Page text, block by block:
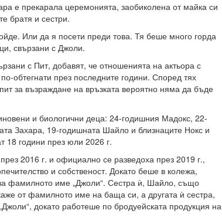
е прекарала церемонията, заобиколена от майка си
братя и сестри.
Или да я посети преди това. Тя беше много горда
свързани с Джоли.
с Пит, добавят, че отношенията на актьора с
обтегнати през последните години. Според тях
за възраждане на връзката вероятно няма да бъде
и биологични деца: 24-годишния Мадокс, 22-
Захара, 19-годишната Шайло и близнаците Нокс и
18 години през юли 2026 г.
2016 г. и официално се разведоха през 2019 г.,
и собственост. Докато беше в колежа,
фамилното име „Джоли“. Сестра ѝ, Шайло, също
от фамилното име на баща си, а другата ѝ сестра,
докато работеше по бродуейската продукция на